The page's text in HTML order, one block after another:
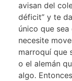
avisan del
déficit” y te
único que sea
necesite
marroquí que
o el alemán
algo.